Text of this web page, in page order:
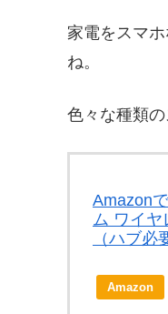
家電をスマ
ね。
色々な種類
Amazon
ム ワイ
（ハブ
Amazon